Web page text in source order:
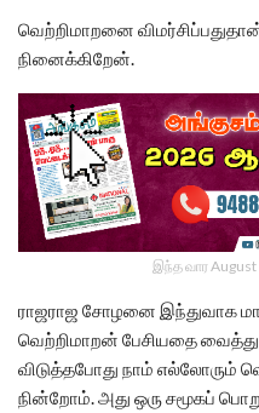
வெற்றிமாறனை
நினைக்கிறேன்.
இந்த வார
ராஜராஜ சோழனை இந்துவாக
வெற்றிமாறன் பேசியதை
விடுத்தபோது நாம் எல்லோரும்
நின்றோம். அது ஒரு சமூகப்